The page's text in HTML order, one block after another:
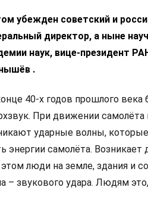
убежден советский и
директор, а ныне
наук, вице-президент
.
40-х годов прошлого
При движении
ударные волны,
энергии самолёта.
люди на земле, здания и
– звукового удара. Людям